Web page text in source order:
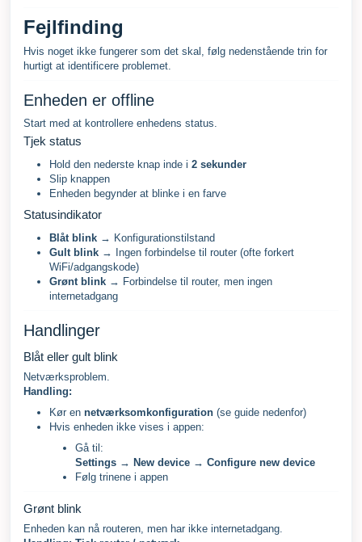
Fejlfinding
Hvis noget ikke fungerer som det skal, følg nedenstående trin for
hurtigt at identificere problemet.
Enheden er offline
Start med at kontrollere enhedens status.
Tjek status
Hold den nederste knap inde i 2 sekunder
Slip knappen
Enheden begynder at blinke i en farve
Statusindikator
Blåt blink → Konfigurationstilstand
Gult blink → Ingen forbindelse til router (ofte forkert
WiFi/adgangskode)
Grønt blink → Forbindelse til router, men ingen
internetadgang
Handlinger
Blåt eller gult blink
Netværksproblem.
Handling:
Kør en netværksomkonfiguration (se guide nedenfor)
Hvis enheden ikke vises i appen:
Gå til:
Settings → New device → Configure new device
Følg trinene i appen
Grønt blink
Enheden kan nå routeren, men har ikke internetadgang.